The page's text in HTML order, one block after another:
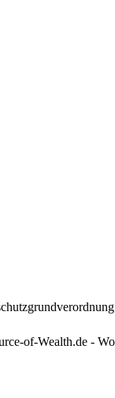
of-Wealth.de -